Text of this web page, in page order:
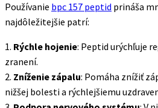
Používanie bpc 157 peptid prináša
najdôležitejšie patrí:
1. Rýchle hojenie: Peptid urýchľuje
zranení.
2. Zníženie zápalu: Pomáha znížiť
nižšej bolesti a rýchlejšiemu